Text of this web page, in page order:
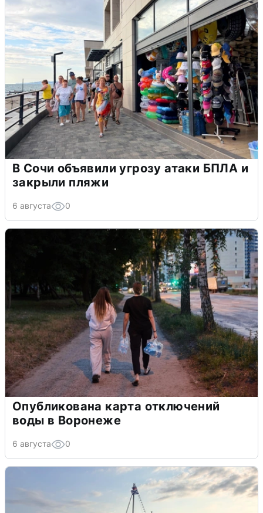
В Сочи объявили угрозу атаки БПЛА и
закрыли пляжи
6 августа 0
Опубликована карта отключений
воды в Воронеже
6 августа 0